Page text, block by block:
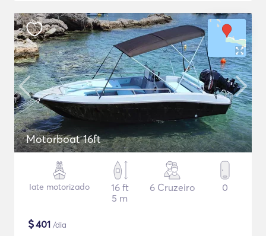
Motorboat 16ft
Iate motorizado
16 ft
5 m
6 Cruzeiro 0
$401 /dia